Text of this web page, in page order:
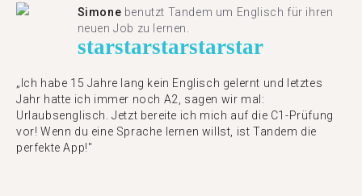
Simone benutzt Tandem um Englisch für ihren
neuen Job zu lernen.
starstarstarstarstar
„Ich habe 15 Jahre lang kein Englisch gelernt und letztes
Jahr hatte ich immer noch A2, sagen wir mal:
Urlaubsenglisch. Jetzt bereite ich mich auf die C1-Prüfung
vor! Wenn du eine Sprache lernen willst, ist Tandem die
perfekte App!"